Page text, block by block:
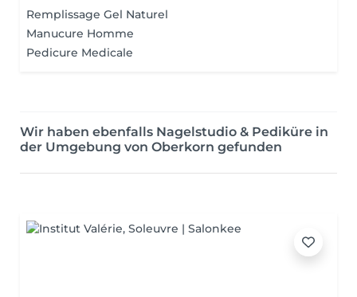
Remplissage Gel Naturel
Manucure Homme
Pedicure Medicale
Wir haben ebenfalls Nagelstudio & Pediküre in
der Umgebung von Oberkorn gefunden